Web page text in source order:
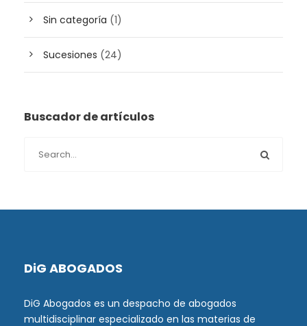
Sin categoría (1)
Sucesiones (24)
Buscador de artículos
DiG ABOGADOS
DiG Abogados es un despacho de abogados
multidisciplinar especializado en las materias de